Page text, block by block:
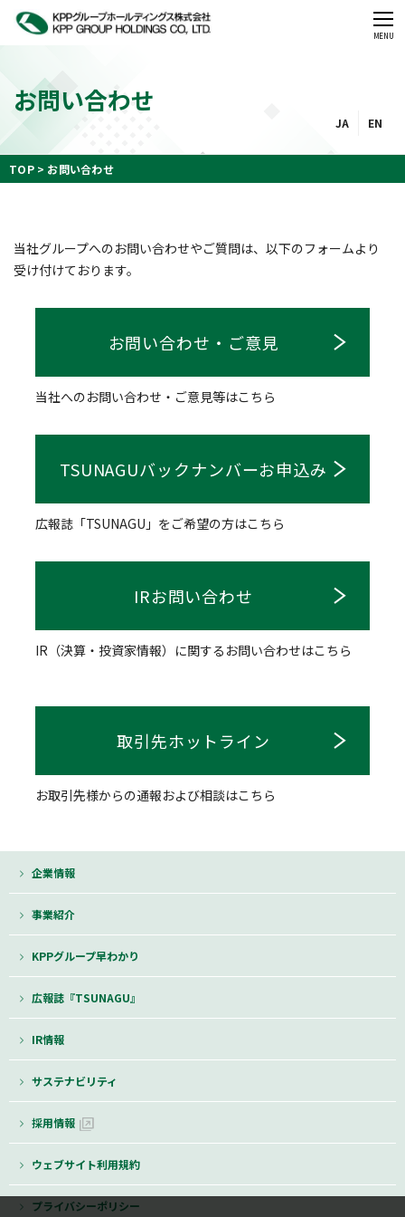
CLOSE
MENU
お問い合わせ
JA EN
TOP お問い合わせ
当社グループへのお問い合わせやご質問は、以下のフォームより
受け付けております。
お問い合わせ・ご意見
当社へのお問い合わせ・ご意見等はこちら
TSUNAGUバックナンバーお申込み
広報誌「TSUNAGU」をご希望の方はこちら
IRお問い合わせ
IR（決算・投資家情報）に関するお問い合わせはこちら
取引先ホットライン
お取引先様からの通報および相談はこちら
企業情報
事業紹介
KPPグループ早わかり
広報誌『TSUNAGU』
IR情報
サステナビリティ
採用情報
ウェブサイト利用規約
プライバシーポリシー